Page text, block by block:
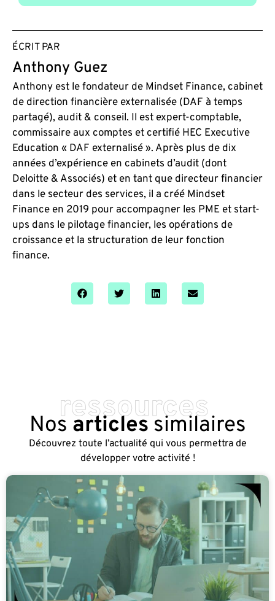
ÉCRIT PAR
Anthony Guez
Anthony est le fondateur de Mindset Finance, cabinet
de direction financière externalisée (DAF à temps
partagé), audit & conseil. Il est expert-comptable,
commissaire aux comptes et certifié HEC Executive
Education « DAF externalisé ». Après plus de dix
années d’expérience en cabinets d’audit (dont
Deloitte & Associés) et en tant que directeur financier
dans le secteur des services, il a créé Mindset
Finance en 2019 pour accompagner les PME et start-
ups dans le pilotage financier, les opérations de
croissance et la structuration de leur fonction
finance.
ressources
Nos articles similaires
Découvrez toute l’actualité qui vous permettra de
développer votre activité !